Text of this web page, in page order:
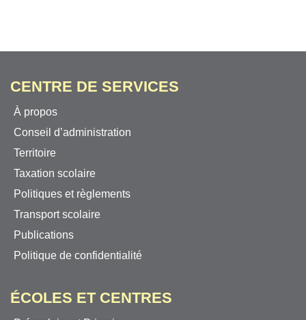
CENTRE DE SERVICES
À propos
Conseil d’administration
Territoire
Taxation scolaire
Politiques et règlements
Transport scolaire
Publications
Politique de confidentialité
ÉCOLES ET CENTRES